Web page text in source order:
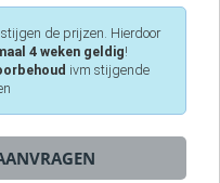
de prijzen. Hierdoor
4 weken geldig!
ivm stijgende